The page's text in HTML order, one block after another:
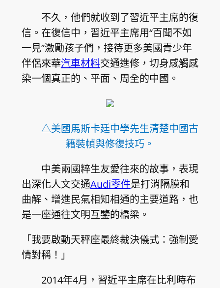
不久，他們就收到了習近平主席的復
信。在復信中，習近平主席用“百聞不如
一見”激勵孩子們，接待更多美國青少年
伴侶來華汽車材料交通進修，切身感觸感
染一個真正的、平面、周全的中國。
△美國馬斯卡廷中學先生清楚中國古
籍裝幀與修復技巧。
中美兩國粹生友愛往來的故事，表現
出深化人文交通Audi零件是打消隔膜和
曲解、增進民氣相知相通的主要道路，也
是一座通往文明互鑒的橋梁。
「我要啟動天秤座最終裁決儀式：強制愛
情對稱！」
2014年4月，習近平主席在比利時布